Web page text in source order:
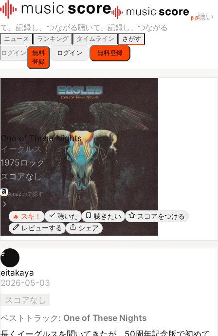
β β聴い
て、記録し、つながる聴いて、記録し、つながる
ニュース ランキング タイムライン
さがす
ログイン
無料
登録
ログイン 無料登録
One of These Nights
イーグルス
1975ロック
スコアなし
Amazonで探す
聴いた 聴きたい
レビューする シェア
e
eitakaya
2026-05-03
スコアなし
フルアルバム聴き込み。　　　　　　　　　それまでのイ
ーグルス、ビージーズ風コーラス、CSNにも通ずるアコー